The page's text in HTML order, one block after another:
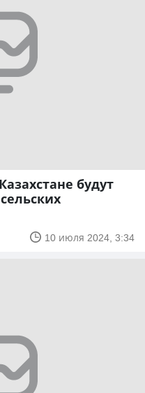
будут
10 июля 2024, 3:34